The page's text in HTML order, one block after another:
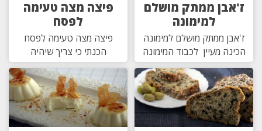
ז'אבן ממתק מושלם
למימונה
ז'אבן ממתק מושלם למימונה
הכינה מעיין לכבוד המימונה
פיצה מצה טעימה
לפסח
פיצה מצה טעימה לפסח
הכנתי כי צריך שיהיה